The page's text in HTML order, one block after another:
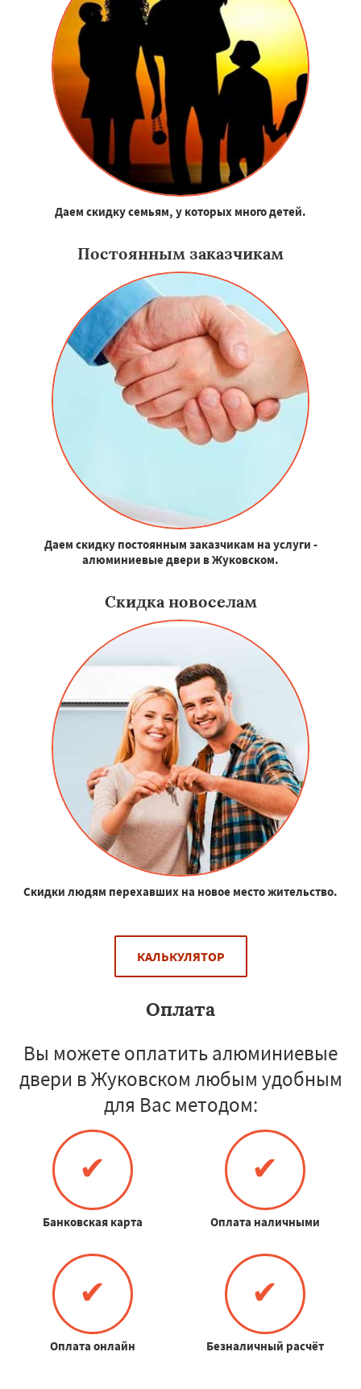
Даем скидку семьям, у которых много детей.
Постоянным заказчикам
Даем скидку постоянным заказчикам на услуги -
алюминиевые двери в Жуковском.
Скидка новоселам
Скидки людям перехавших на новое место жительство.
КАЛЬКУЛЯТОР
Оплата
Вы можете оплатить алюминиевые
двери в Жуковском любым удобным
для Вас методом:
✔
Банковская карта
✔
Оплата наличными
✔
Оплата онлайн
✔
Безналичный расчёт